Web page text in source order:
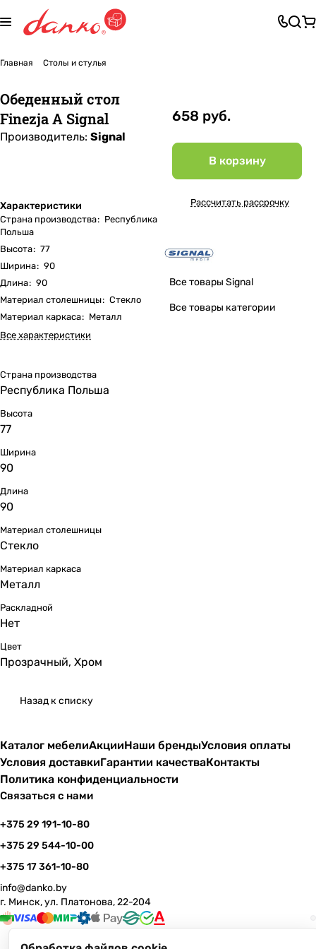
Главная Столы и стулья
Обеденный стол
Finezja A Signal
Производитель: Signal
Характеристики
Страна производства: Республика
Польша
Высота: 77
Ширина: 90
Длина: 90
Материал столешницы: Стекло
Материал каркаса: Металл
Все характеристики
658 руб.
В корзину
Рассчитать рассрочку
Все товары Signal
Все товары категории
Страна производства
Республика Польша
Высота
77
Ширина
90
Длина
90
Материал столешницы
Стекло
Материал каркаса
Металл
Раскладной
Нет
Цвет
Прозрачный, Хром
Назад к списку
Каталог мебелиАкцииНаши брендыУсловия оплаты
Условия доставкиГарантии качестваКонтакты
Политика конфиденциальности
Связаться с нами
+375 29 191-10-80
+375 29 544-10-00
+375 17 361-10-80
info@danko.by
г. Минск, ул. Платонова, 22-204